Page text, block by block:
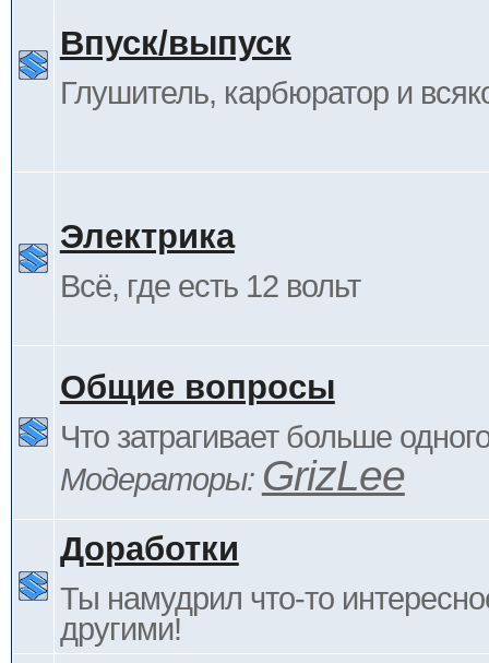
Впуск/выпуск
Глушитель, карбюратор и
Электрика
Всё, где есть 12 вольт
Общие вопросы
Что затрагивает больше
Модераторы: GrizLee
Доработки
Ты намудрил что-то
другими!